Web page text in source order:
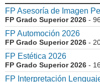
FP Asesoría de Imagen
FP Grado Superior 2026 -
FP Automoción 2026
FP Grado Superior 2026 -
FP Estética 2026
FP Grado Superior 2026 -
FP Interpretación